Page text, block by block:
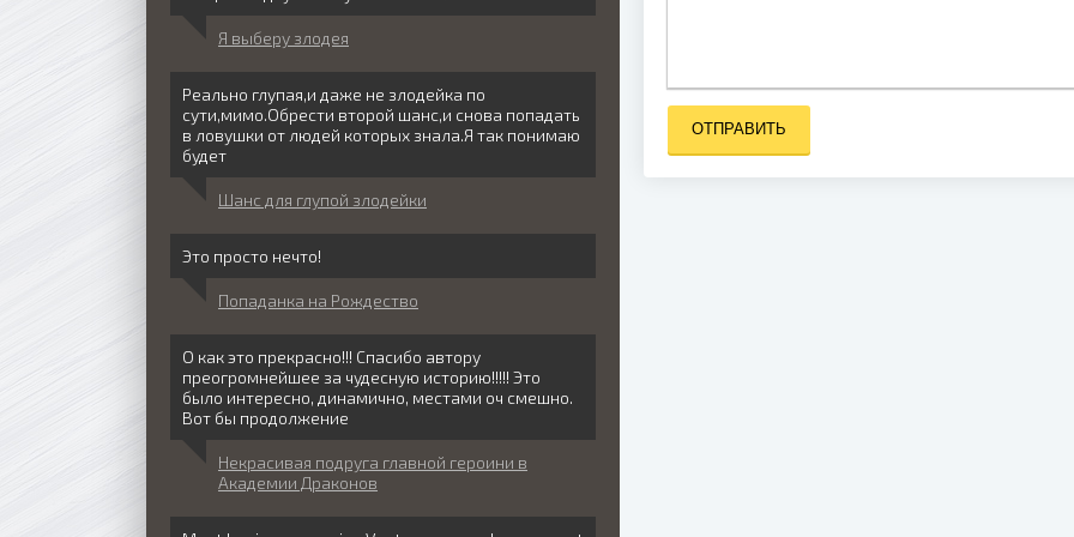
ОТПРАВИТЬ
Я выберу злодея
Реально глупая,и даже не злодейка по
сути,мимо.Обрести второй шанс,и снова попадать
в ловушки от людей которых знала.Я так понимаю
будет
Шанс для глупой злодейки
Это просто нечто!
Попаданка на Рождество
О как это прекрасно!!! Спасибо автору
преогромнейшее за чудесную историю!!!!! Это
было интересно, динамично, местами оч смешно.
Вот бы продолжение
Некрасивая подруга главной героини в
Академии Драконов